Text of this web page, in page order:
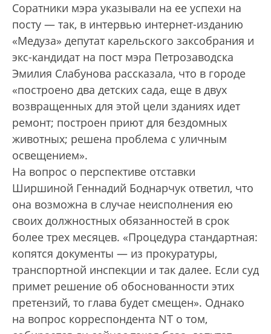
Соратники мэра указывали на ее успехи на
посту — так, в интервью интернет-изданию
«Медуза» депутат карельского заксобрания и
экс-кандидат на пост мэра Петрозаводска
Эмилия Слабунова рассказала, что в городе
«построено два детских сада, еще в двух
возвращенных для этой цели зданиях идет
ремонт; построен приют для бездомных
животных; решена проблема с уличным
освещением».
На вопрос о перспективе отставки
Ширшиной Геннадий Боднарчук ответил, что
она возможна в случае неисполнения ею
своих должностных обязанностей в срок
более трех месяцев. «Процедура стандартная:
копятся документы — из прокуратуры,
транспортной инспекции и так далее. Если суд
примет решение об обоснованности этих
претензий, то глава будет смещен». Однако
на вопрос корреспондента NT о том,